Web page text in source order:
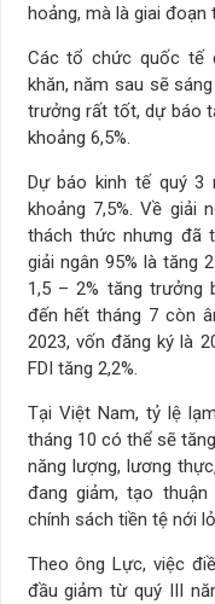
hoảng, mà là giai
Các tổ chức quốc tế
khăn, năm sau sẽ
trưởng rất tốt, dự báo
khoảng 6,5%.
Dự báo kinh tế quý 3
khoảng 7,5%. Về giải
thách thức nhưng đã
giải ngân 95% là tăng
1,5 – 2% tăng trưởng
đến hết tháng 7 còn
2023, vốn đăng ký là
FDI tăng 2,2%.
Tại Việt Nam, tỷ lệ
tháng 10 có thể sẽ
năng lượng, lương
đang giảm, tạo
chính sách tiền tệ nới
Theo ông Lực, việc
đầu giảm từ quý III